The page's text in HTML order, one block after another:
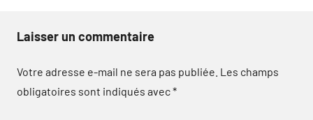
Laisser un commentaire
Votre adresse e-mail ne sera pas publiée. Les champs
obligatoires sont indiqués avec*